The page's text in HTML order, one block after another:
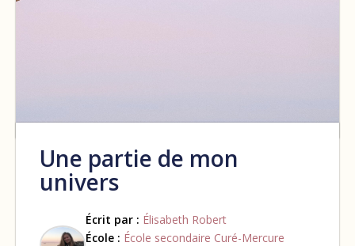
Une partie de mon
univers
Écrit par : Élisabeth Robert
École : École secondaire Curé-Mercure